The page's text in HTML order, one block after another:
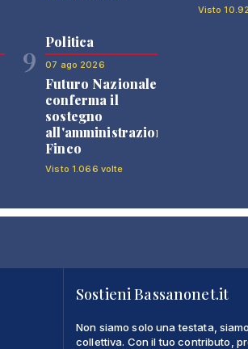
Visto
9
Politica
07 ago 2026
Futuro Nazionale
conferma il
sostegno
all'amministrazione
Finco
Visto 1.066 volte
Sostieni Bassanonet.it
Non siamo solo una testata,
collettiva. Con il tuo contributo,